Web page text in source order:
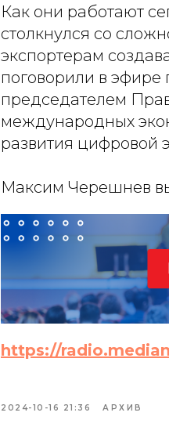
Как они работают
столкнулся со
экспортерам
поговорили в
председателем
международных
развития цифровой
Максим Черешнев
https://
2024-10-16 21:36 АРХИВ